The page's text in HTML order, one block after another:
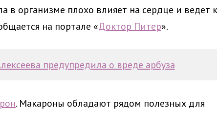
в организме плохо влияет на сердце и ведет к
на портале «Доктор Питер».
предупредила о вреде арбуза
. Макароны обладают рядом полезных для